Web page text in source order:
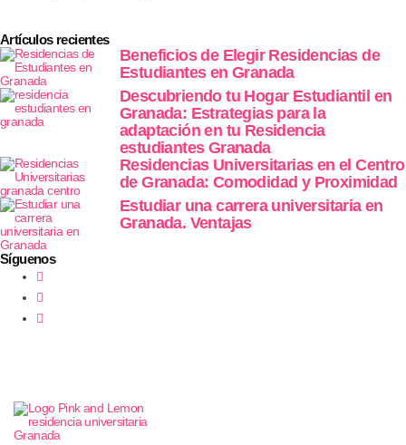
Artículos recientes
Beneficios de Elegir Residencias de
Estudiantes en Granada
Descubriendo tu Hogar Estudiantil en
Granada: Estrategias para la
adaptación en tu Residencia
estudiantes Granada
Residencias Universitarias en el Centro
de Granada: Comodidad y Proximidad
Estudiar una carrera universitaria en
Granada. Ventajas
Síguenos